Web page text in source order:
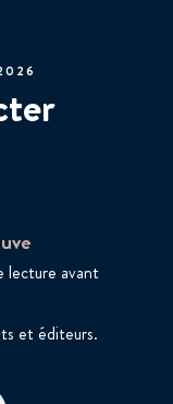
lecture avant
et éditeurs.